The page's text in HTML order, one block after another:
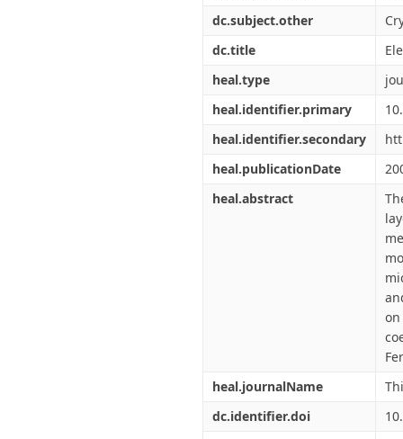
dc.subject.other
dc.title
heal.type
heal.identifier.primary
heal.identifier.secondary
heal.publicationDate
heal.abstract
heal.journalName
dc.identifier.doi